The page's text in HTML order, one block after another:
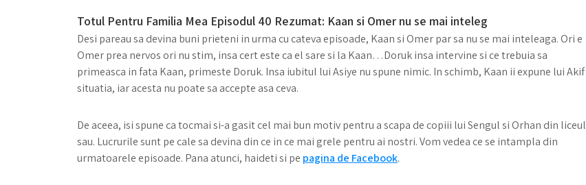
Totul Pentru Familia Mea Episodul 40 Rezumat: Kaan si Omer nu se mai inteleg
Desi pareau sa devina buni prieteni in urma cu cateva episoade, Kaan si Omer par sa nu se mai inteleaga. Ori e
Omer prea nervos ori nu stim, insa cert este ca el sare si la Kaan…Doruk insa intervine si ce trebuia sa
primeasca in fata Kaan, primeste Doruk. Insa iubitul lui Asiye nu spune nimic. In schimb, Kaan ii expune lui Akif
situatia, iar acesta nu poate sa accepte asa ceva.
De aceea, isi spune ca tocmai si-a gasit cel mai bun motiv pentru a scapa de copiii lui Sengul si Orhan din liceul
sau. Lucrurile sunt pe cale sa devina din ce in ce mai grele pentru ai nostri. Vom vedea ce se intampla din
urmatoarele episoade. Pana atunci, haideti si pe pagina de Facebook.